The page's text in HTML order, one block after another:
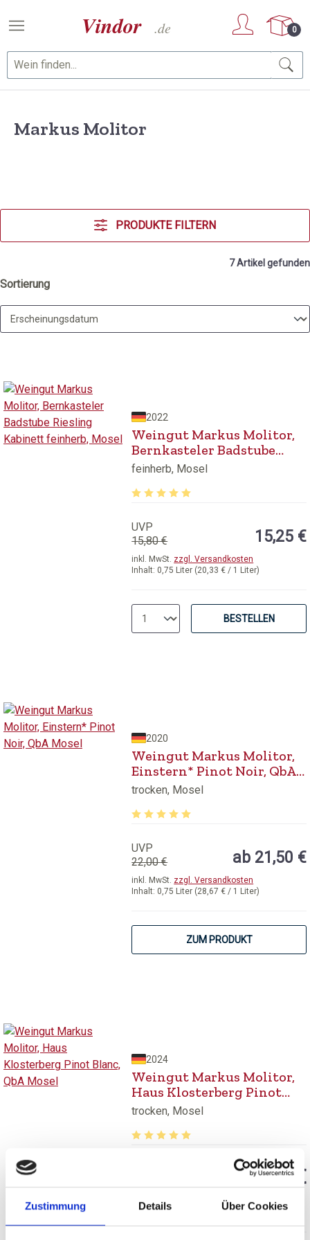
Zustimmung Details Über Cookies
Zum Hauptinhalt springen
0
Markus Molitor
PRODUKTE FILTERN
7 Artikel gefunden
Sortierung
2022
Weingut Markus Molitor,
Bernkasteler Badstube
Riesling Kabinett feinherb,
feinherb, Mosel
Inhalt: 0,75 Liter (20,33 € / 1 Liter)
inkl. MwSt. zzgl. Versandkosten
UVP
15,80 €
15,25 €
BESTELLEN
2020
Weingut Markus Molitor,
Einstern* Pinot Noir, QbA
Mosel
trocken, Mosel
Inhalt: 0,75 Liter (28,67 € / 1 Liter)
inkl. MwSt. zzgl. Versandkosten
UVP
22,00 €
ab 21,50 €
ZUM PRODUKT
2024
Weingut Markus Molitor,
Haus Klosterberg Pinot
Blanc, QbA Mosel
trocken, Mosel
Inhalt:0,75 Liter (14,67 € / 1 Liter)
inkl. MwSt. zzgl. Versandkosten
ab 11,00 €